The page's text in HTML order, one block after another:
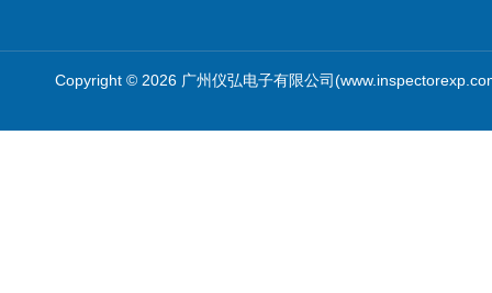
Copyright © 2026 广州仪弘电子有限公司